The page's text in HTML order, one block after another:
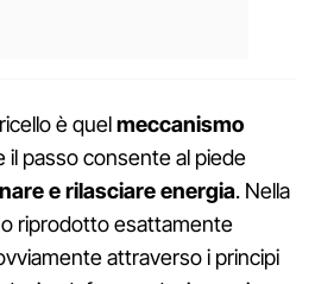
è quelmeccanismo
il passo consente al piede
e rilasciare energia. Nella
riprodotto esattamente
attraverso i principi